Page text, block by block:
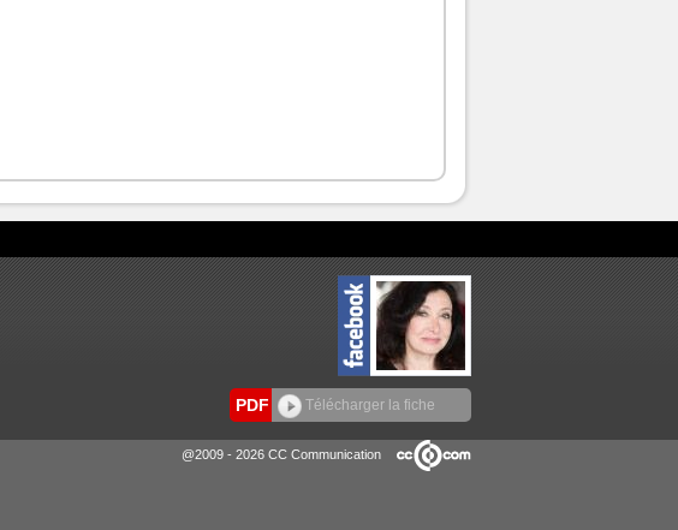
PDF Télécharger la fiche
@2009 - 2026 CC Communication